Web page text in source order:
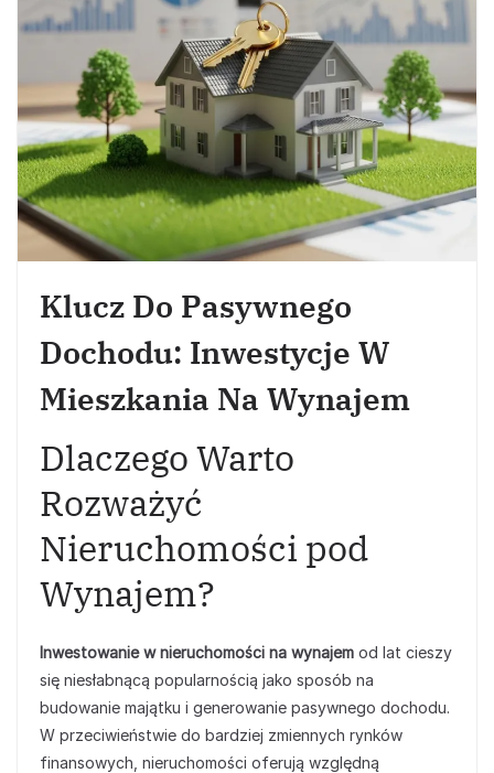
Klucz Do Pasywnego
Dochodu: Inwestycje W
Mieszkania Na Wynajem
Dlaczego Warto
Rozważyć
Nieruchomości pod
Wynajem?
Inwestowanie w nieruchomości na wynajem od lat cieszy
się niesłabnącą popularnością jako sposób na
budowanie majątku i generowanie pasywnego dochodu.
W przeciwieństwie do bardziej zmiennych rynków
finansowych, nieruchomości oferują względną